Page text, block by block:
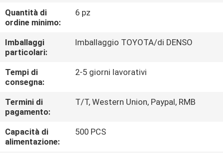
CONTROLLO
DI
QUALITÀ
CONTATTICI
RICHIEDA
UNA
CITAZIONE
Quantità di
ordine minimo:
6 pz
Imballaggi
particolari:
Imballaggio TOYOTA/di DENSO
Tempi di
consegna:
2-5 giorni lavorativi
Termini di
pagamento:
T/T, Western Union, Paypal, RMB
Capacità di
alimentazione:
500 PCS